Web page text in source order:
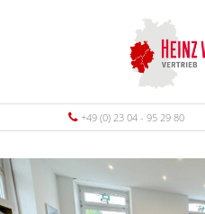
+49 (0) 23 04 - 95 29 80